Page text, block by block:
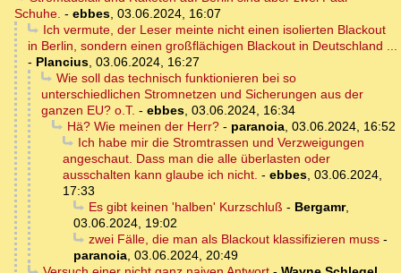
Schuhe. - ebbes, 03.06.2024, 16:07
Ich vermute, der Leser meinte nicht einen isolierten Blackout
in Berlin, sondern einen großflächigen Blackout in Deutschland ...
- Plancius, 03.06.2024, 16:27
Wie soll das technisch funktionieren bei so
unterschiedlichen Stromnetzen und Sicherungen aus der
ganzen EU? o.T. - ebbes, 03.06.2024, 16:34
Hä? Wie meinen der Herr?- paranoia, 03.06.2024, 16:52
Ich habe mir die Stromtrassen und Verzweigungen
angeschaut. Dass man die alle überlasten oder
ausschalten kann glaube ich nicht. - ebbes, 03.06.2024,
17:33
Es gibt keinen 'halben' Kurzschluß - Bergamr,
03.06.2024, 19:02
zwei Fälle, die man als Blackout klassifizieren muss-
paranoia, 03.06.2024, 20:49